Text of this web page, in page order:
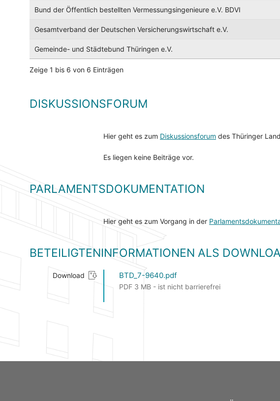
Bund der Öffentlich bestellten Vermessungsingenieure e.V. BDVI
Gesamtverband der Deutschen Versicherungswirtschaft e.V.
Gemeinde- und Städtebund Thüringen e.V.
Zeige 1 bis 6 von 6 Einträgen
DISKUSSIONSFORUM
Hier geht es zum Diskussionsforum des Thüringer
Es liegen keine Beiträge vor.
PARLAMENTSDOKUMENTATION
Hier geht es zum Vorgang in der
BETEILIGTENINFORMATIONEN ALS
Download BTD_7-9640.pdf
PDF 3 MB - ist nicht barrierefrei